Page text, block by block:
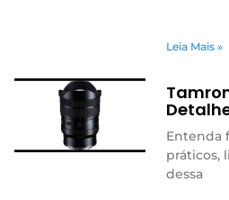
Leia Mais »
Entenda
práticos,
dessa